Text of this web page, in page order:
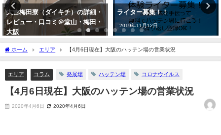
大吉梅田寮（ダイキチ）の詳細・
レビュー・口コミ＠堂山・梅田・
大阪
ライター募集！！
2019年11月12日
ホーム エリア 【4月6日現在】大阪のハッテン場の営業状況
エリア コラム 発展場 ハッテン場 コロナウイルス
【4月6日現在】大阪のハッテン場の営業状況
2020年4月6日 2020年4月6日